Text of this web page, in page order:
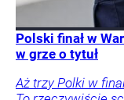
Polski finał w
w grze o tytuł
Aż trzy Polki w